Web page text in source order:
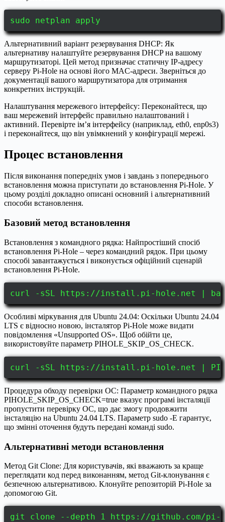
sudo netplan apply
Альтернативний варіант резервування DHCP: Як
альтернативу налаштуйте резервування DHCP на вашому
маршрутизаторі. Цей метод призначає статичну IP-адресу
серверу Pi-Hole на основі його MAC-адреси. Зверніться до
документації вашого маршрутизатора для отримання
конкретних інструкцій.
Налаштування мережевого інтерфейсу: Переконайтеся, що
ваш мережевий інтерфейс правильно налаштований і
активний. Перевірте ім’я інтерфейсу (наприклад, eth0, enp0s3)
і переконайтеся, що він увімкнений у конфігурації мережі.
Процес встановлення
Після виконання попередніх умов і завдань з попереднього
встановлення можна приступати до встановлення Pi-Hole. У
цьому розділі докладно описані основний і альтернативний
способи встановлення.
Базовий метод встановлення
Встановлення з командного рядка: Найпростіший спосіб
встановлення Pi-Hole – через командний рядок. При цьому
способі завантажується і виконується офіційний сценарій
встановлення Pi-Hole.
curl -sSL https://install.pi-hole.net |
Особливі міркування для Ubuntu 24.04: Оскільки Ubuntu 24.04
LTS є відносно новою, інсталятор Pi-Hole може видати
повідомлення «Unsupported OS». Щоб обійти це,
використовуйте параметр PIHOLE_SKIP_OS_CHECK.
curl -sSL https://install.pi-hole.net |
Процедура обходу перевірки ОС: Параметр командного рядка
PIHOLE_SKIP_OS_CHECK=true вказує програмі інсталяції
пропустити перевірку ОС, що дає змогу продовжити
інсталяцію на Ubuntu 24.04 LTS. Параметр sudo -E гарантує,
що змінні оточення будуть передані команді sudo.
Альтернативні методи встановлення
Метод Git Clone: Для користувачів, які вважають за краще
переглядати код перед виконанням, метод Git-клонування є
безпечною альтернативою. Клонуйте репозиторій Pi-Hole за
допомогою Git.
git clone --depth 1 https://github.com/pi-